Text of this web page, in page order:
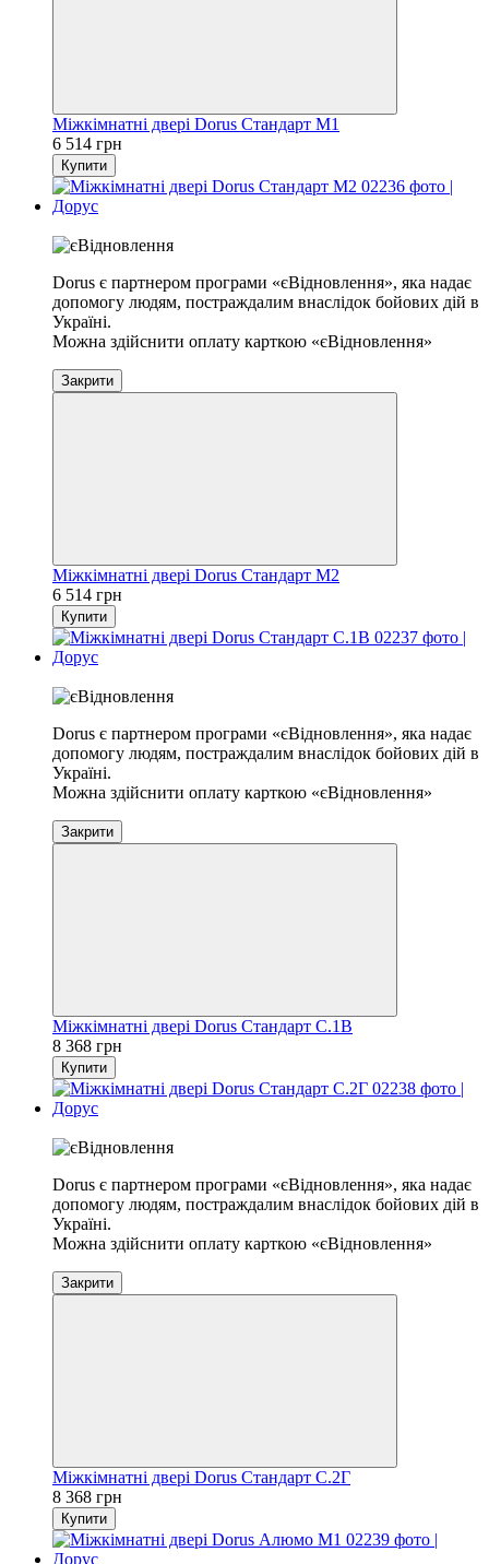
Міжкімнатні двері Dorus Стандарт М1
6 514 грн
Купити
Dorus є партнером програми «єВідновлення», яка надає
допомогу людям, постраждалим внаслідок бойових дій в
Україні.
Можна здійснити оплату карткою «єВідновлення»
Закрити
Міжкімнатні двері Dorus Стандарт М2
6 514 грн
Купити
Dorus є партнером програми «єВідновлення», яка надає
допомогу людям, постраждалим внаслідок бойових дій в
Україні.
Можна здійснити оплату карткою «єВідновлення»
Закрити
Міжкімнатні двері Dorus Стандарт С.1В
8 368 грн
Купити
Dorus є партнером програми «єВідновлення», яка надає
допомогу людям, постраждалим внаслідок бойових дій в
Україні.
Можна здійснити оплату карткою «єВідновлення»
Закрити
Міжкімнатні двері Dorus Стандарт С.2Г
8 368 грн
Купити